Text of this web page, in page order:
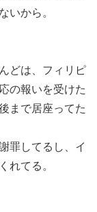
いから。
どは、フィリピ
の報いを受けた
まで居座ってた
罪してるし、イ
れてる。